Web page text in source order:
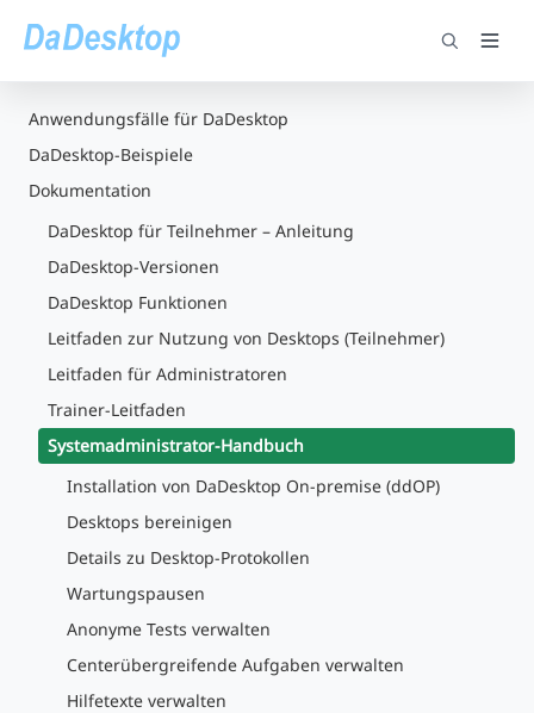
Anwendungsfälle für DaDesktop
DaDesktop-Beispiele
Dokumentation
DaDesktop für Teilnehmer – Anleitung
DaDesktop-Versionen
DaDesktop Funktionen
Leitfaden zur Nutzung von Desktops (Teilnehmer)
Leitfaden für Administratoren
Trainer-Leitfaden
Systemadministrator-Handbuch
Installation von DaDesktop On-premise (ddOP)
Desktops bereinigen
Details zu Desktop-Protokollen
Wartungspausen
Anonyme Tests verwalten
Centerübergreifende Aufgaben verwalten
Hilfetexte verwalten